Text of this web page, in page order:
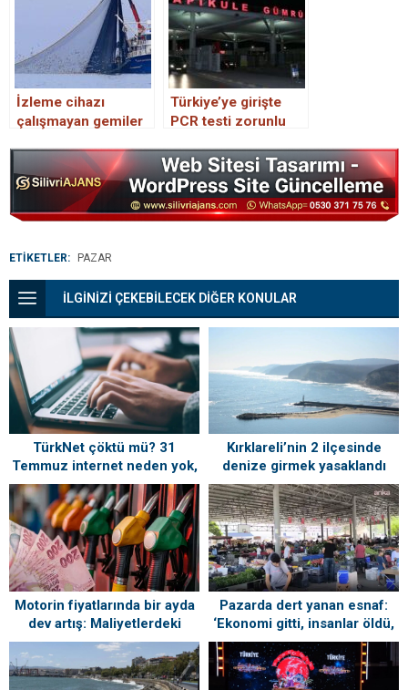
İzleme cihazı
çalışmayan gemiler
Türkiye’ye girişte
PCR testi zorunlu
ETİKETLER: PAZAR
İLGİNİZİ ÇEKEBİLECEK DİĞER KONULAR
TürkNet çöktü mü? 31
Temmuz internet neden yok,
ne zaman gelecek?
Kırklareli’nin 2 ilçesinde
denize girmek yasaklandı
Motorin fiyatlarında bir ayda
dev artış: Maliyetlerdeki
yükseliş sofrayı da vuracak
Pazarda dert yanan esnaf:
‘Ekonomi gitti, insanlar öldü,
kefenleyip gömecek adam
lazım’